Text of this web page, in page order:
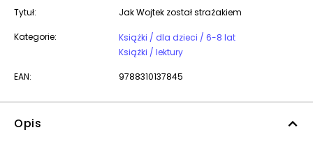
Tytuł: Jak Wojtek został strażakiem
Kategorie:
Książki / dla dzieci / 6-8 lat
Książki / lektury
EAN: 9788310137845
Opis